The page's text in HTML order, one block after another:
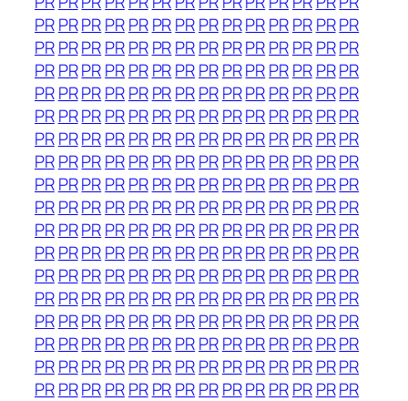
PRPRPRPRPR PRPRPRPRPRPRPR PRPR
PRPRPRPRPR PRPRPRPRPRPRPR PRPR
PRPRPRPRPR PRPRPRPRPRPRPR PRPR
PRPRPRPRPR PRPRPRPRPRPRPR PRPR
PRPRPRPRPR PRPRPRPRPRPRPR PRPR
PRPRPRPRPR PRPRPRPRPRPRPR PRPR
PRPRPRPRPR PRPRPRPRPRPRPR PRPR
PRPRPRPRPR PRPRPRPRPRPRPR PRPR
PRPRPRPRPR PRPRPRPRPRPRPR PRPR
PRPRPRPRPR PRPRPRPRPRPRPR PRPR
PRPRPRPRPR PRPRPRPRPRPRPR PRPR
PRPRPRPRPR PRPRPRPRPRPRPR PRPR
PRPRPRPRPR PRPRPRPRPRPRPR PRPR
PRPRPRPRPR PRPRPRPRPRPRPR PRPR
PRPRPRPRPR PRPRPRPRPRPRPR PRPR
PRPRPRPRPR PRPRPRPRPRPRPR PRPR
PRPRPRPRPR PRPRPRPRPRPRPR PRPR